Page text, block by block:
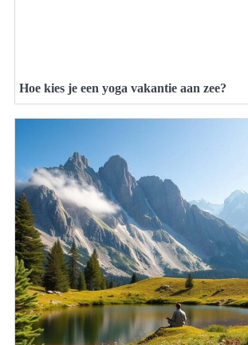
Hoe kies je een yoga vakantie aan zee?